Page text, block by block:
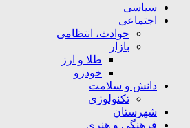
سیاسی
اجتماعی
حوادث، انتظامی
بازار
طلا و ارز
خودرو
دانش و سلامت
تکنولوژی
شهرستان
فرهنگی و هنری